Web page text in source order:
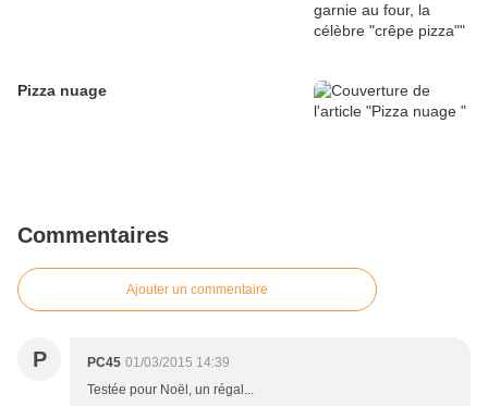
Pizza nuage
Commentaires
Ajouter un commentaire
P PC45 01/03/2015 14:39
Testée pour Noël, un régal...